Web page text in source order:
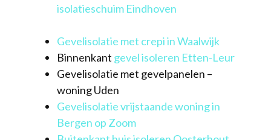
isolatieschuim Eindhoven
Gevelisolatie met crepi in Waalwijk
Binnenkant gevel isoleren Etten-Leur
Gevelisolatie met gevelpanelen –
woning Uden
Gevelisolatie vrijstaande woning in
Bergen op Zoom